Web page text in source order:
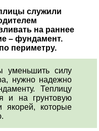
служили
на раннее
– фундамент.
периметру.
уменьшить силу
нужно надежно
Теплицу
и на грунтовую
якорей, которые